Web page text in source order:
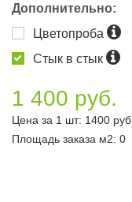
Дополнительно:
Цветопроба
Стык в стык
1 400 руб.
Цена за 1 шт: 1400 руб.
Площадь заказа м2: 0